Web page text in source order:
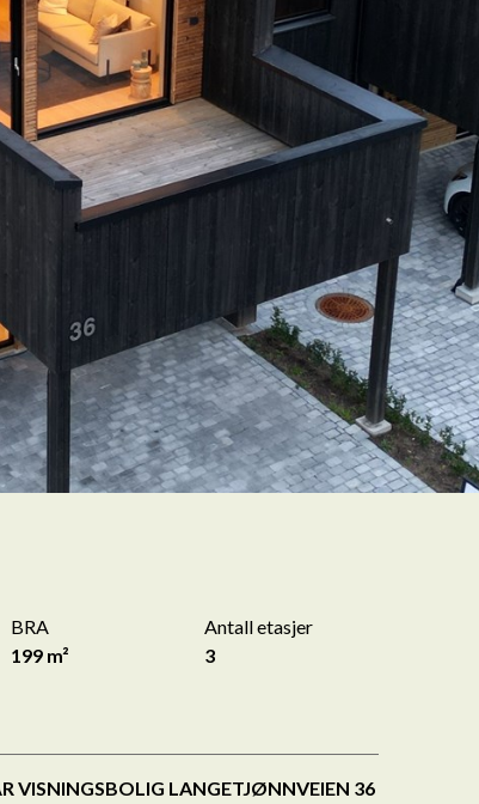
Aktiv bydel
Grønne omgivelser
Arkitektur
BRA
199 m²
Antall etasjer
3
VISNINGSBOLIG LANGETJØNNVEIEN 36